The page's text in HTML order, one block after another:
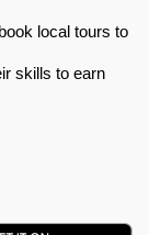
local tours to
skills to earn